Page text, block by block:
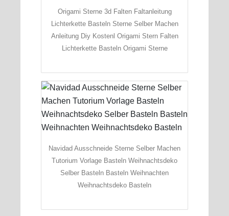
Origami Sterne 3d Falten Faltanleitung
Lichterkette Basteln Sterne Selber Machen
Anleitung Diy Kostenl Origami Stern Falten
Lichterkette Basteln Origami Sterne
Navidad Ausschneide Sterne Selber Machen
Tutorium Vorlage Basteln Weihnachtsdeko
Selber Basteln Basteln Weihnachten
Weihnachtsdeko Basteln